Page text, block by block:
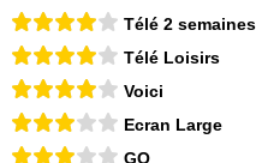
Télé 2 semaines
Télé Loisirs
Voici
Ecran Large
GQ